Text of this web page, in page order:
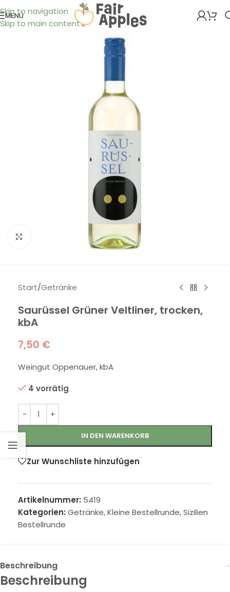
Skip to navigation
Skip to main content
MENÜ
Klick zum Vergrößern
Start/Getränke
Saurüssel Grüner Veltliner, trocken,
kbA
7,50 €
Weingut Oppenauer, kbA
4 vorrätig
IN DEN WARENKORB
Zur Wunschliste hinzufügen
Artikelnummer: 5419
Kategorien: Getränke,Kleine Bestellrunde,Sizilien
Bestellrunde
Beschreibung
Beschreibung